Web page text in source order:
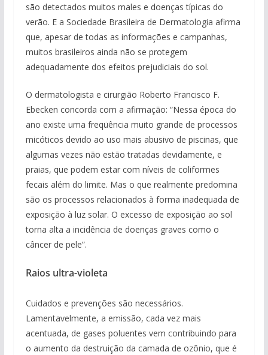
são detectados muitos males e doenças típicas do
verão. E a Sociedade Brasileira de Dermatologia afirma
que, apesar de todas as informações e campanhas,
muitos brasileiros ainda não se protegem
adequadamente dos efeitos prejudiciais do sol.
O dermatologista e cirurgião Roberto Francisco F.
Ebecken concorda com a afirmação: “Nessa época do
ano existe uma freqüência muito grande de processos
micóticos devido ao uso mais abusivo de piscinas, que
algumas vezes não estão tratadas devidamente, e
praias, que podem estar com níveis de coliformes
fecais além do limite. Mas o que realmente predomina
são os processos relacionados à forma inadequada de
exposição à luz solar. O excesso de exposição ao sol
torna alta a incidência de doenças graves como o
câncer de pele”.
Raios ultra-violeta
Cuidados e prevenções são necessários.
Lamentavelmente, a emissão, cada vez mais
acentuada, de gases poluentes vem contribuindo para
o aumento da destruição da camada de ozônio, que é